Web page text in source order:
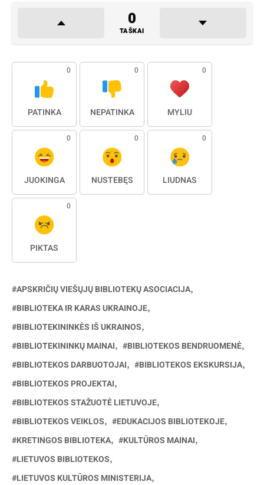
0
TAŠKAI
0
PATINKA
0
NEPATINKA
0
MYLIU
0
JUOKINGA
0
NUSTEBĘS
0
LIŪDNAS
0
PIKTAS
APSKRIČIŲ VIEŠŲJŲ BIBLIOTEKŲ ASOCIACIJA
BIBLIOTEKA IR KARAS UKRAINOJE
BIBLIOTEKININKĖS IŠ UKRAINOS
BIBLIOTEKININKŲ MAINAI
BIBLIOTEKOS BENDRUOMENĖ
BIBLIOTEKOS DARBUOTOJAI
BIBLIOTEKOS EKSKURSIJA
BIBLIOTEKOS PROJEKTAI
BIBLIOTEKOS STAŽUOTĖ LIETUVOJE
BIBLIOTEKOS VEIKLOS
EDUKACIJOS BIBLIOTEKOJE
KRETINGOS BIBLIOTEKA
KULTŪROS MAINAI
LIETUVOS BIBLIOTEKOS
LIETUVOS KULTŪROS MINISTERIJA